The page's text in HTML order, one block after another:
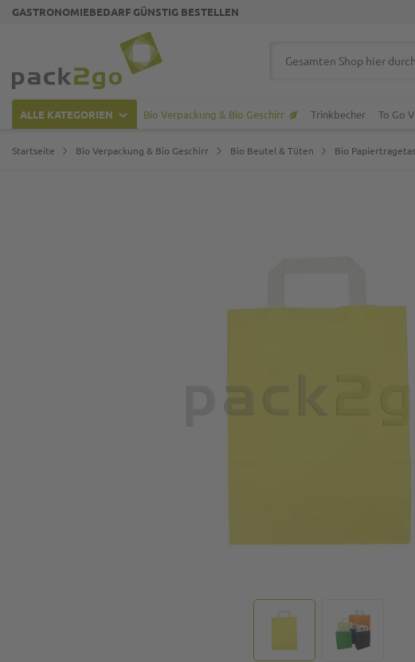
GASTRONOMIEBEDARF GÜNSTIG BESTELLEN
ALLE KATEGORIEN Bio Verpackung & Bio Geschirr Trinkbecher To Go
Startseite Bio Verpackung & Bio Geschirr Bio Beutel & Tüten Bio